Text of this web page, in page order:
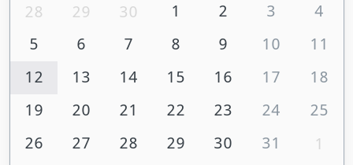
28 29 30 1 2 3
4
5
6 7 8 9 10
11
12
13 14 15 16 17
18
19
20 21 22 23 24
25
26
27 28 29 30 31
1